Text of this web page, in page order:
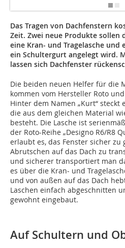
Das Tragen von Dachfenstern
Zeit. Zwei neue Produkte sollen
eine Kran- und Tragelasche und
ein Schultergurt angelegt wird.
lassen sich Dachfenster
Die beiden neuen Helfer für die
kommen vom Hersteller Roto
Hinter dem Namen „Kurt“ steckt
die aus dem gleichen Material
besteht. Die Lasche ist
der Roto-Reihe „Designo R6/R8
erlaubt es, das Fenster sicher
Abrutschen auf das Dach zu
und sicherer transportiert man
es über die Kran- und
und von außen auf das Dach
Laschen einfach abgeschnitten
gewohnt eingebaut.
Auf Schultern und